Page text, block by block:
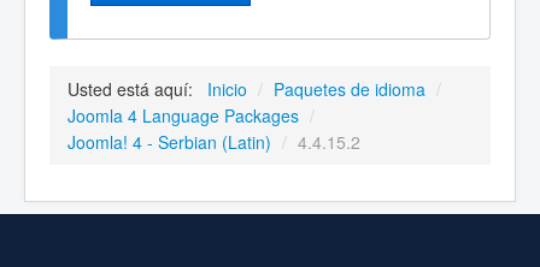
Usted está aquí: Inicio / Paquetes de idioma /
Joomla 4 Language Packages /
Joomla! 4 - Serbian (Latin) / 4.4.15.2